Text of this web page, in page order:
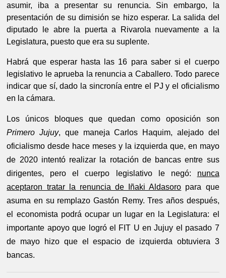
asumir, iba a presentar su renuncia. Sin embargo, la
presentación de su dimisión se hizo esperar. La salida del
diputado le abre la puerta a Rivarola nuevamente a la
Legislatura, puesto que era su suplente.
Habrá que esperar hasta las 16 para saber si el cuerpo
legislativo le aprueba la renuncia a Caballero. Todo parece
indicar que sí, dado la sincronía entre el PJ y el oficialismo
en la cámara.
Los únicos bloques que quedan como oposición son
Primero Jujuy, que maneja Carlos Haquim, alejado del
oficialismo desde hace meses y la izquierda que, en mayo
de 2020 intentó realizar la rotación de bancas entre sus
dirigentes, pero el cuerpo legislativo le negó: nunca
aceptaron tratar la renuncia de Iñaki Aldasoro para que
asuma en su remplazo Gastón Remy. Tres años después,
el economista podrá ocupar un lugar en la Legislatura: el
importante apoyo que logró el FIT U en Jujuy el pasado 7
de mayo hizo que el espacio de izquierda obtuviera 3
bancas.